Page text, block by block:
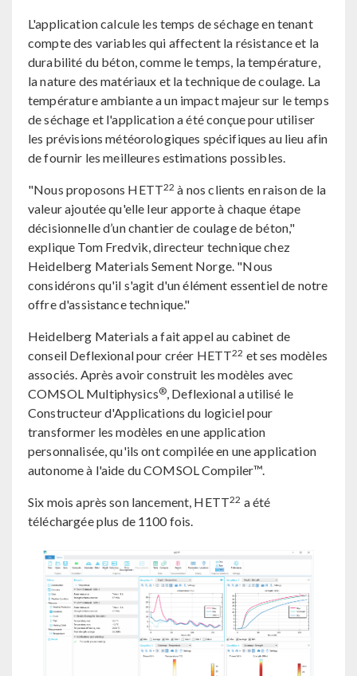
L'application calcule les temps de séchage en tenant
compte des variables qui affectent la résistance et la
durabilité du béton, comme le temps, la température,
la nature des matériaux et la technique de coulage. La
température ambiante a un impact majeur sur le temps
de séchage et l'application a été conçue pour utiliser
les prévisions météorologiques spécifiques au lieu afin
de fournir les meilleures estimations possibles.
"Nous proposons HETT22 à nos clients en raison de la
valeur ajoutée qu'elle leur apporte à chaque étape
décisionnelle d’un chantier de coulage de béton,"
explique Tom Fredvik, directeur technique chez
Heidelberg Materials Sement Norge. "Nous
considérons qu'il s'agit d'un élément essentiel de notre
offre d'assistance technique."
Heidelberg Materials a fait appel au cabinet de
conseil Deflexional pour créer HETT22 et ses modèles
associés. Après avoir construit les modèles avec
COMSOL Multiphysics®, Deflexional a utilisé le
Constructeur d'Applications du logiciel pour
transformer les modèles en une application
personnalisée, qu'ils ont compilée en une application
autonome à l'aide du COMSOL Compiler™.
Six mois après son lancement, HETT22 a été
téléchargée plus de 1100 fois.